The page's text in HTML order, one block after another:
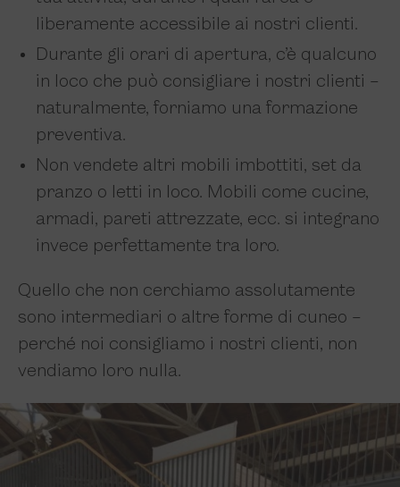
liberamente accessibile ai nostri clienti.
Durante gli orari di apertura, c’è qualcuno
in loco che può consigliare i nostri clienti –
naturalmente, forniamo una formazione
preventiva.
Non vendete altri mobili imbottiti, set da
pranzo o letti in loco. Mobili come cucine,
armadi, pareti attrezzate, ecc. si integrano
invece perfettamente tra loro.
Quello che non cerchiamo assolutamente
sono intermediari o altre forme di cuneo –
perché noi consigliamo i nostri clienti, non
vendiamo loro nulla.